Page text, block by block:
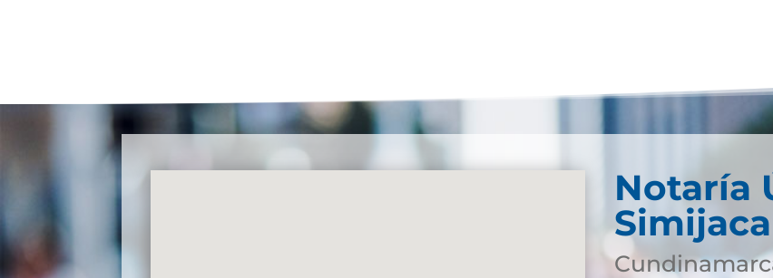
Notaría
Simijaca